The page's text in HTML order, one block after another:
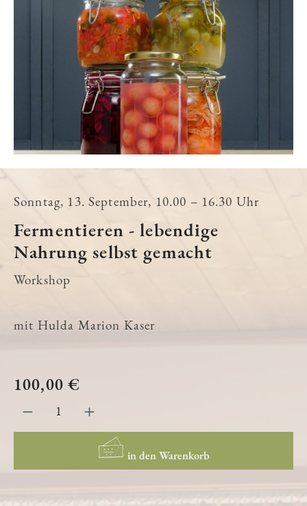
Sonntag, 13. September, 10.00 – 16.30 Uhr
Fermentieren - lebendige
Nahrung selbst gemacht
Workshop
mit Hulda Marion Kaser
100,00 €
in den Warenkorb